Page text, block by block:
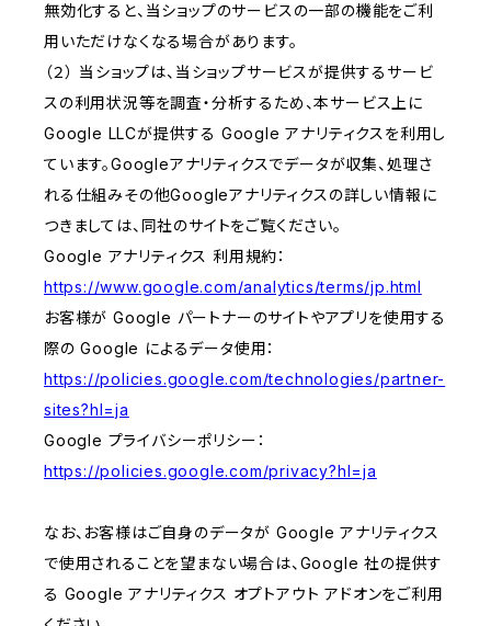
無効化すると、当ショップのサービスの一部の機能をご利
用いただけなくなる場合があります。
（２） 当ショップは、当ショップサービスが提供するサービ
スの利用状況等を調査・分析するため、本サービス上に
Google LLCが提供する Google アナリティクスを利用し
ています。Googleアナリティクスでデータが収集、処理さ
れる仕組みその他Googleアナリティクスの詳しい情報に
つきましては、同社のサイトをご覧ください。
Google アナリティクス 利用規約：
https://www.google.com/analytics/terms/jp.html
お客様が Google パートナーのサイトやアプリを使用する
際の Google によるデータ使用：
https://policies.google.com/technologies/partner-
sites?hl=ja
Google プライバシーポリシー：
https://policies.google.com/privacy?hl=ja
なお、お客様はご自身のデータが Google アナリティクス
で使用されることを望まない場合は、Google 社の提供す
る Google アナリティクス オプトアウト アドオンをご利用